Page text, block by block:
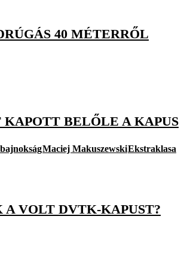
40 MÉTERRŐL
BELŐLE A KAPUS
Maciej MakuszewskiEkstraklasa
A VOLT DVTK-KAPUST?